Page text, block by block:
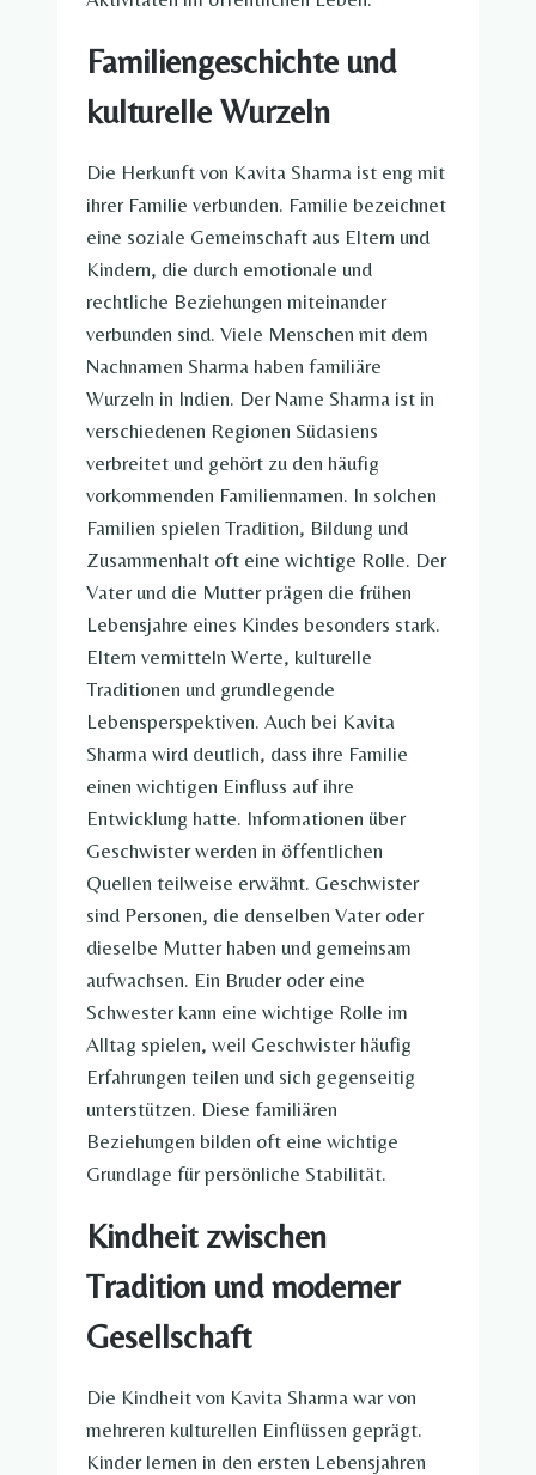
Familiengeschichte und
kulturelle Wurzeln
Die Herkunft von Kavita Sharma ist eng mit
ihrer Familie verbunden. Familie bezeichnet
eine soziale Gemeinschaft aus Eltern und
Kindern, die durch emotionale und
rechtliche Beziehungen miteinander
verbunden sind. Viele Menschen mit dem
Nachnamen Sharma haben familiäre
Wurzeln in Indien. Der Name Sharma ist in
verschiedenen Regionen Südasiens
verbreitet und gehört zu den häufig
vorkommenden Familiennamen. In solchen
Familien spielen Tradition, Bildung und
Zusammenhalt oft eine wichtige Rolle. Der
Vater und die Mutter prägen die frühen
Lebensjahre eines Kindes besonders stark.
Eltern vermitteln Werte, kulturelle
Traditionen und grundlegende
Lebensperspektiven. Auch bei Kavita
Sharma wird deutlich, dass ihre Familie
einen wichtigen Einfluss auf ihre
Entwicklung hatte. Informationen über
Geschwister werden in öffentlichen
Quellen teilweise erwähnt. Geschwister
sind Personen, die denselben Vater oder
dieselbe Mutter haben und gemeinsam
aufwachsen. Ein Bruder oder eine
Schwester kann eine wichtige Rolle im
Alltag spielen, weil Geschwister häufig
Erfahrungen teilen und sich gegenseitig
unterstützen. Diese familiären
Beziehungen bilden oft eine wichtige
Grundlage für persönliche Stabilität.
Kindheit zwischen
Tradition und moderner
Gesellschaft
Die Kindheit von Kavita Sharma war von
mehreren kulturellen Einflüssen geprägt.
Kinder lernen in den ersten Lebensjahren